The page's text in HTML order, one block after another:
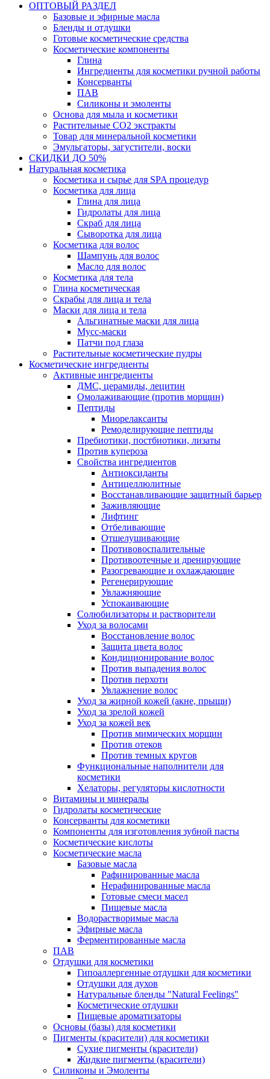
ОПТОВЫЙ РАЗДЕЛ
Базовые и эфирные масла
Бленды и отдушки
Готовые косметические средства
Косметические компоненты
Глина
Ингредиенты для косметики ручной работы
Консерванты
ПАВ
Силиконы и эмоленты
Основа для мыла и косметики
Растительные СО2 экстракты
Товар для минеральной косметики
Эмульгаторы, загустители, воски
СКИДКИ ДО 50%
Натуральная косметика
Косметика и сырье для SPA процедур
Косметика для лица
Глина для лица
Гидролаты для лица
Скраб для лица
Сыворотка для лица
Косметика для волос
Шампунь для волос
Масло для волос
Косметика для тела
Глина косметическая
Скрабы для лица и тела
Маски для лица и тела
Альгинатные маски для лица
Мусс-маски
Патчи под глаза
Растительные косметические пудры
Косметические ингредиенты
Активные ингредиенты
ДМС, церамиды, лецитин
Омолаживающие (против морщин)
Пептиды
Миорелаксанты
Ремоделирующие пептиды
Пребиотики, постбиотики, лизаты
Против купероза
Свойства ингредиентов
Антиоксиданты
Антицеллюлитные
Восстанавливающие защитный барьер
Заживляющие
Лифтинг
Отбеливающие
Отшелушивающие
Противовоспалительные
Противоотечные и дренирующие
Разогревающие и охлаждающие
Регенерирующие
Увлажняющие
Успокаивающие
Солюбилизаторы и растворители
Уход за волосами
Восстановление волос
Защита цвета волос
Кондиционирование волос
Против выпадения волос
Против перхоти
Увлажнение волос
Уход за жирной кожей (акне, прыщи)
Уход за зрелой кожей
Уход за кожей век
Против мимических морщин
Против отеков
Против темных кругов
Функциональные наполнители для
косметики
Хелаторы, регуляторы кислотности
Витамины и минералы
Гидролаты косметические
Консерванты для косметики
Компоненты для изготовления зубной пасты
Косметические кислоты
Косметические масла
Базовые масла
Рафинированные масла
Нерафинированные масла
Готовые смеси масел
Пищевые масла
Водорастворимые масла
Эфирные масла
Ферментированные масла
ПАВ
Отдушки для косметики
Гипоаллергенные отдушки для косметики
Отдушки для духов
Натуральные бленды "Natural Feelings"
Косметические отдушки
Пищевые ароматизаторы
Основы (базы) для косметики
Пигменты (красители) для косметики
Сухие пигменты (красители)
Жидкие пигменты (красители)
Силиконы и Эмоленты